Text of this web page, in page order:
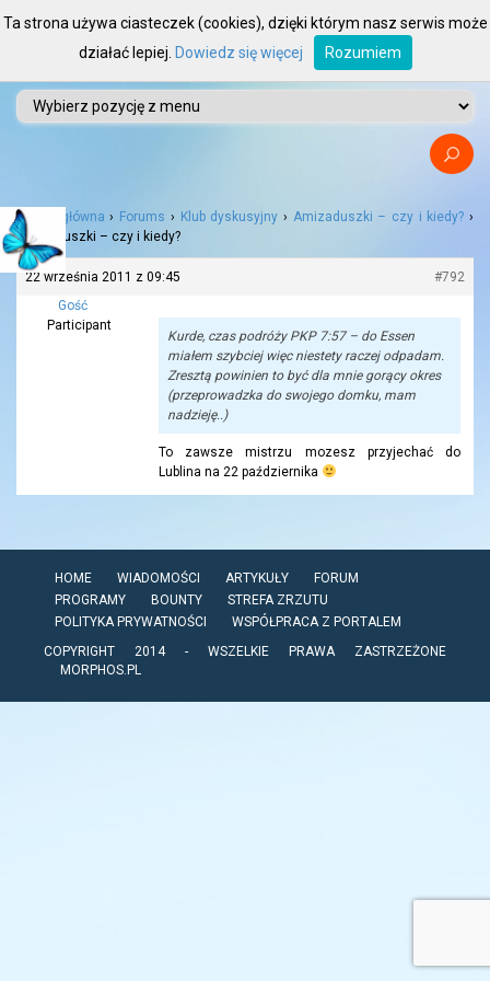
Strona główna › Forums › Klub dyskusyjny › Amizaduszki – czy i kiedy? ›
Amizaduszki – czy i kiedy?
22 września 2011 z 09:45
#792
Gość
Participant
Kurde, czas podróży PKP 7:57 – do Essen
miałem szybciej więc niestety raczej odpadam.
Zresztą powinien to być dla mnie gorący okres
(przeprowadzka do swojego domku, mam
nadzieję..)
To zawsze mistrzu mozesz przyjechać do
Lublina na 22 października
HOME WIADOMOŚCI ARTYKUŁY
FORUM
PROGRAMY
BOUNTY
STREFA ZRZUTU
POLITYKA PRYWATNOŚCI
WSPÓŁPRACA Z PORTALEM
COPYRIGHT 2014 - WSZELKIE PRAWA ZASTRZEŻONE
MORPHOS.PL
Ta strona używa ciasteczek (cookies), dzięki którym nasz serwis może
działać lepiej. Dowiedz się więcej Rozumiem